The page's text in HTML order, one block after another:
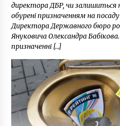
директора ДБР, чи залишиться
обурені призначенням на
Директора Державного бюро
Януковича Олександра
призначенні […]